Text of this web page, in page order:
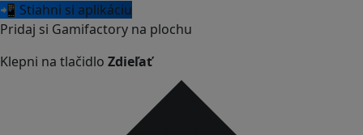
📲 Stiahni si aplikáciu
Pridaj si Gamifactory na plochu
Klepni na tlačidlo Zdieľať